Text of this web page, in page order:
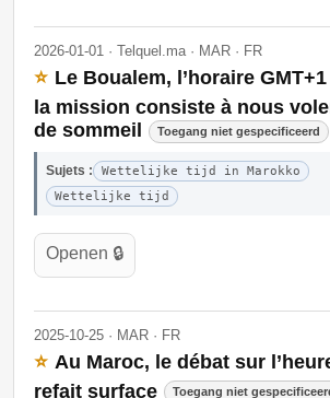
2026-01-01 · Telquel.ma · MAR · FR
⭐ Le Boualem, l’horaire
la mission consiste à nous
de sommeil
Toegang niet gespecificeerd
Sujets :
Wettelijke tijd in Marokko
Wettelijke tijd
Openen 🔒
2025-10-25 · MAR · FR
⭐ Au Maroc, le débat sur
refait surface
Toegang niet